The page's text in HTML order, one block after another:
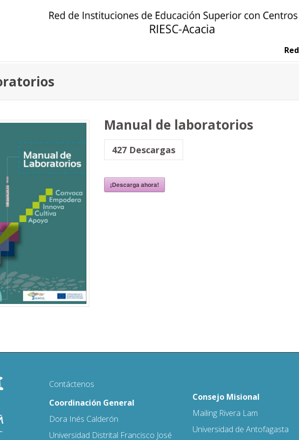
Red
Manual de laboratorios
427 Descargas
¡Descarga ahora!
Contáctenos
Coordinación General
Dora Inés Calderón
Universidad Distrital Francisco José
Consejo Misional
Mailing Rivera Lam
Universidad de Antofagasta